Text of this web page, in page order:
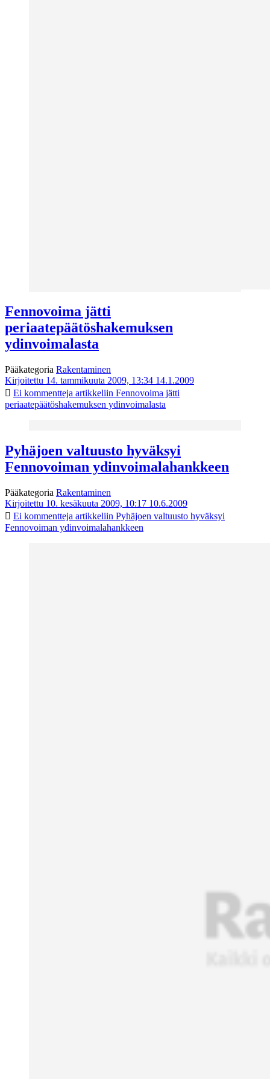
Fennovoima jätti
periaatepäätöshakemuksen
ydinvoimalasta
Pääkategoria Rakentaminen
Kirjoitettu 14. tammikuuta 2009, 13:34 14.1.2009
Ei kommentteja artikkeliin Fennovoima jätti
periaatepäätöshakemuksen ydinvoimalasta
Pyhäjoen valtuusto hyväksyi
Fennovoiman ydinvoimalahankkeen
Pääkategoria Rakentaminen
Kirjoitettu 10. kesäkuuta 2009, 10:17 10.6.2009
Ei kommentteja artikkeliin Pyhäjoen valtuusto hyväksyi
Fennovoiman ydinvoimalahankkeen